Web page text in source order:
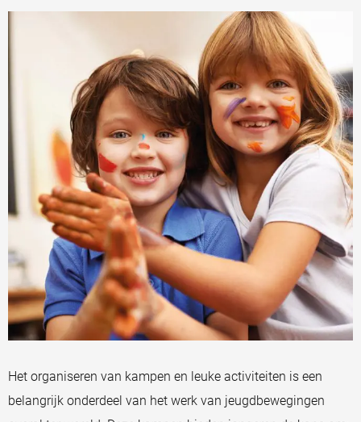
Het organiseren van kampen en leuke activiteiten is een
belangrijk onderdeel van het werk van jeugdbewegingen